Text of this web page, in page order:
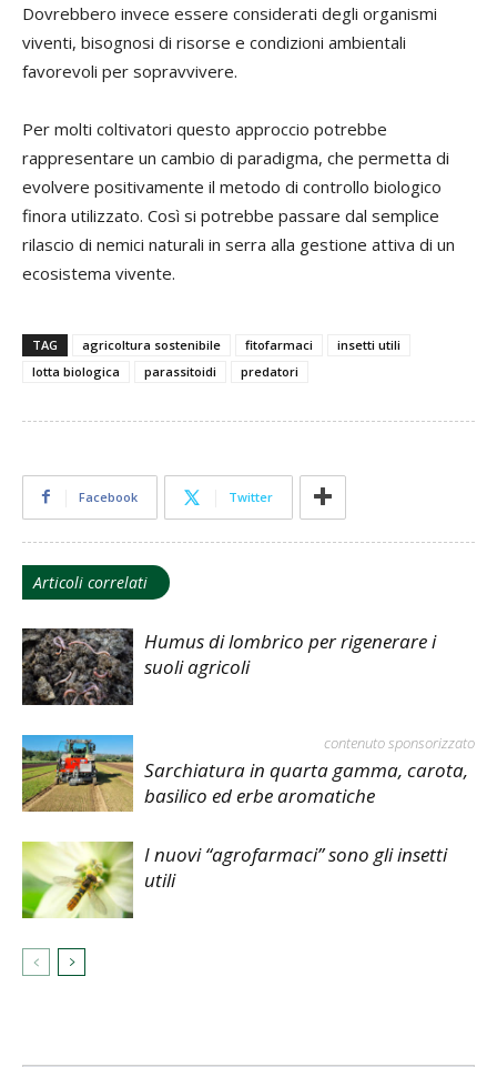
Dovrebbero invece essere considerati degli organismi
viventi, bisognosi di risorse e condizioni ambientali
favorevoli per sopravvivere.
Per molti coltivatori questo approccio potrebbe
rappresentare un cambio di paradigma, che permetta di
evolvere positivamente il metodo di controllo biologico
finora utilizzato. Così si potrebbe passare dal semplice
rilascio di nemici naturali in serra alla gestione attiva di un
ecosistema vivente.
TAG agricoltura sostenibile fitofarmaci
insetti utili
lotta biologica
parassitoidi predatori
Facebook Twitter
Articoli correlati
Humus di lombrico per rigenerare i
suoli agricoli
contenuto sponsorizzato
Sarchiatura in quarta gamma, carota,
basilico ed erbe aromatiche
I nuovi “agrofarmaci” sono gli insetti
utili